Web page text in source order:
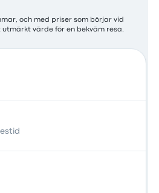
och med priser som börjar vid
utmärkt värde för en bekväm resa.